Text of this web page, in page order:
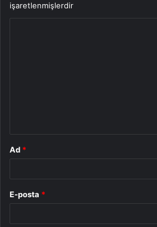
işaretlenmişlerdir
Ad *
E-posta *